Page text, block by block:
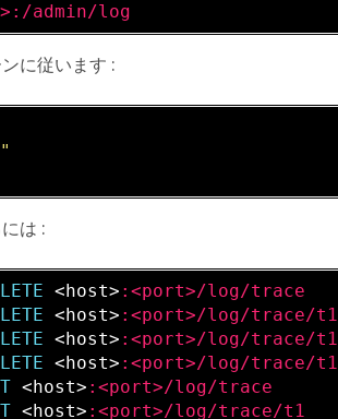
:/admin/log
に従います :
は :
<host> :<port>/log/trace
<host> :<port>/log/trace/t1
<host> :<port>/log/trace/
<host> :<port>/log/trace/
<host> :<port>/log/trace
<host> :<port>/log/trace/t1